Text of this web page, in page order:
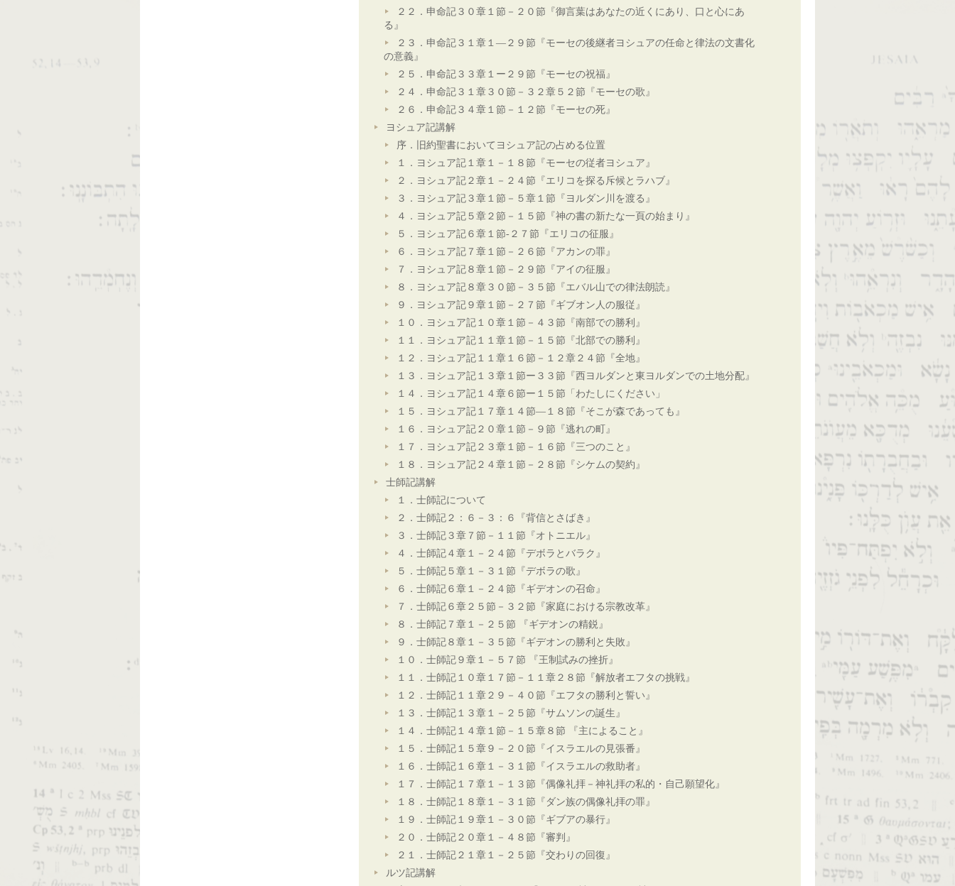
２２．申命記３０章１節－２０節『御言葉はあなたの近くにあり、口と心にあ
る』
２３．申命記３１章１―２９節『モーセの後継者ヨシュアの任命と律法の文書化
の意義』
２５．申命記３３章１ー２９節『モーセの祝福』
２４．申命記３１章３０節－３２章５２節『モーセの歌』
２６．申命記３４章１節－１２節『モーセの死』
ヨシュア記講解
序．旧約聖書においてヨシュア記の占める位置
１．ヨシュア記１章１－１８節『モーセの従者ヨシュア』
２．ヨシュア記２章１－２４節『エリコを探る斥候とラハブ』
３．ヨシュア記３章１節－５章１節『ヨルダン川を渡る』
４．ヨシュア記５章２節－１５節『神の書の新たな一頁の始まり』
５．ヨシュア記６章１節-２７節『エリコの征服』
６．ヨシュア記７章１節－２６節『アカンの罪』
７．ヨシュア記８章１節－２９節『アイの征服』
８．ヨシュア記８章３０節－３５節『エバル山での律法朗読』
９．ヨシュア記９章１節－２７節『ギブオン人の服従』
１０．ヨシュア記１０章１節－４３節『南部での勝利』
１１．ヨシュア記１１章１節－１５節『北部での勝利』
１２．ヨシュア記１１章１６節－１２章２４節『全地』
１３．ヨシュア記１３章１節ー３３節『西ヨルダンと東ヨルダンでの土地分配』
１４．ヨシュア記１４章６節ー１５節「わたしにください」
１５．ヨシュア記１７章１４節―１８節『そこが森であっても』
１６．ヨシュア記２０章１節－９節『逃れの町』
１７．ヨシュア記２３章１節－１６節『三つのこと』
１８．ヨシュア記２４章１節－２８節『シケムの契約』
士師記講解
１．士師記について
２．士師記２：６－３：６『背信とさばき』
３．士師記３章７節－１１節『オトニエル』
４．士師記４章１－２４節『デボラとバラク』
５．士師記５章１－３１節『デボラの歌』
６．士師記６章１－２４節『ギデオンの召命』
７．士師記６章２５節－３２節『家庭における宗教改革』
８．士師記７章１－２５節 『ギデオンの精鋭』
９．士師記８章１－３５節『ギデオンの勝利と失敗』
１０．士師記９章１－５７節 『王制試みの挫折』
１１．士師記１０章１７節－１１章２８節『解放者エフタの挑戦』
１２．士師記１１章２９－４０節『エフタの勝利と誓い』
１３．士師記１３章１－２５節『サムソンの誕生』
１４．士師記１４章１節－１５章８節 『主によること』
１５．士師記１５章９－２０節『イスラエルの見張番』
１６．士師記１６章１－３１節『イスラエルの救助者』
１７．士師記１７章１－１３節『偶像礼拝－神礼拝の私的・自己願望化』
１８．士師記１８章１－３１節『ダン族の偶像礼拝の罪』
１９．士師記１９章１－３０節『ギブアの暴行』
２０．士師記２０章１－４８節『審判』
２１．士師記２１章１－２５節『交わりの回復』
ルツ記講解